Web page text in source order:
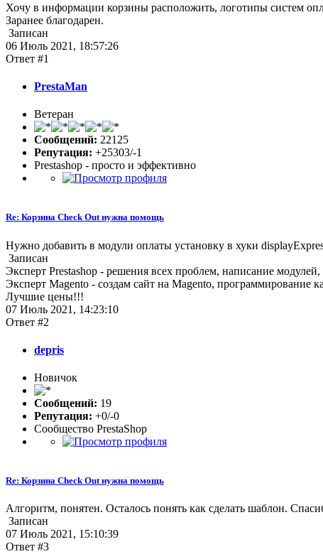
Хочу в информации корзины расположить, логотипы систем
Заранее благодарен.
Записан
06 Июль 2021, 18:57:26
Ответ #1
PrestaMan
Ветеран
Сообщений: 22125
Репутация: +25303/-1
Prestashop - просто и эффективно
Re: Корзина Check Out нужна помощь
Нужно добавить в модули оплаты установку в хуки
Записан
Эксперт Prestashop - решения всех проблем, написание
Эксперт Magento - создам сайт на Magento, программирование
Лучшие цены!!!
07 Июль 2021, 14:23:10
Ответ #2
depris
Новичок
Сообщений: 19
Репутация: +0/-0
Сообщество PrestaShop
Re: Корзина Check Out нужна помощь
Алгоритм, понятен. Осталось понять как сделать шаблон.
Записан
07 Июль 2021, 15:10:39
Ответ #3